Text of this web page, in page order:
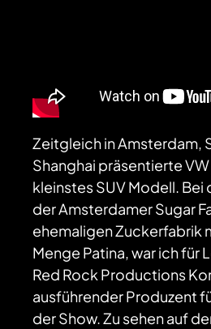
Zeitgleich in Amsterdam,
Shanghai präsentierte
kleinstes SUV Modell. Bei
der Amsterdamer Sugar
ehemaligen Zuckerfabrik
Menge Patina, war ich für
Red Rock Productions
ausführender Produzent
der Show. Zu sehen auf